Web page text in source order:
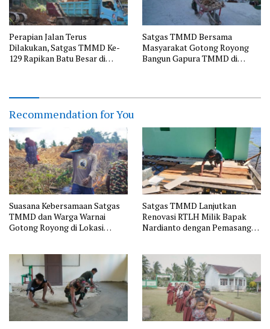
Perapian Jalan Terus
Dilakukan, Satgas TMMD Ke-
129 Rapikan Batu Besar di
Satgas TMMD Bersama
Masyarakat Gotong Royong
Bangun Gapura TMMD di
Recommendation for You
Suasana Kebersamaan Satgas
TMMD dan Warga Warnai
Gotong Royong di Lokasi
Satgas TMMD Lanjutkan
Renovasi RTLH Milik Bapak
Nardianto dengan Pemasangan